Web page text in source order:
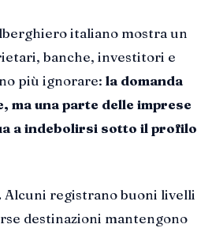
italiano mostra un
banche, investitori e
più ignorare: la domanda
una parte delle imprese
a indebolirsi sotto il profilo
Alcuni registrano buoni livelli
destinazioni mantengono